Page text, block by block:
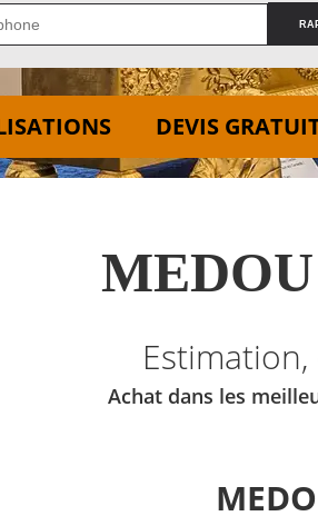
DEVIS
Achat dans les